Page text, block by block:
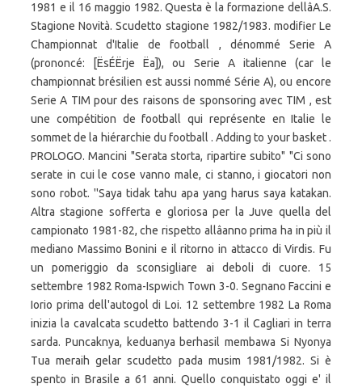
1981 e il 16 maggio 1982. Questa è la formazione dellâA.S.
Stagione Novità. Scudetto stagione 1982/1983. modifier Le
Championnat d'Italie de football , dénommé Serie A
(prononcé: [ËsÉËrje Ëa]), ou Serie A italienne (car le
championnat brésilien est aussi nommé Série A), ou encore
Serie A TIM pour des raisons de sponsoring avec TIM , est
une compétition de football qui représente en Italie le
sommet de la hiérarchie du football . Adding to your basket .
PROLOGO. Mancini "Serata storta, ripartire subito" "Ci sono
serate in cui le cose vanno male, ci stanno, i giocatori non
sono robot. ''Saya tidak tahu apa yang harus saya katakan.
Altra stagione sofferta e gloriosa per la Juve quella del
campionato 1981-82, che rispetto allâanno prima ha in più il
mediano Massimo Bonini e il ritorno in attacco di Virdis. Fu
un pomeriggio da sconsigliare ai deboli di cuore. 15
settembre 1982 Roma-Ispwich Town 3-0. Segnano Faccini e
Iorio prima dell'autogol di Loi. 12 settembre 1982 La Roma
inizia la cavalcata scudetto battendo 3-1 il Cagliari in terra
sarda. Puncaknya, keduanya berhasil membawa Si Nyonya
Tua meraih gelar scudetto pada musim 1981/1982. Si è
spento in Brasile a 61 anni. Quello conquistato oggi e' il